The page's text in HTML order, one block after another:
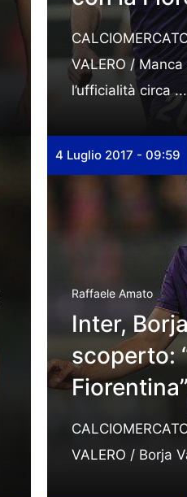
VALERO /
l’ufficialità circa ...
4 Luglio 2017 - 09:59
Raffaele Amato
Inter,
scoperto:
Fiorentina”
VALERO / Borja